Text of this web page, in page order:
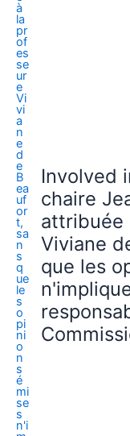
Involved
chaire
attribuée
Viviane
que les